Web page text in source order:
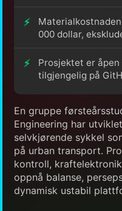
000 dollar,
Prosjektet er
tilgjengelig på
En gruppe
Engineering har
selvkjørende sykkel
på urban transport.
kontroll,
oppnå balanse,
dynamisk ustabil